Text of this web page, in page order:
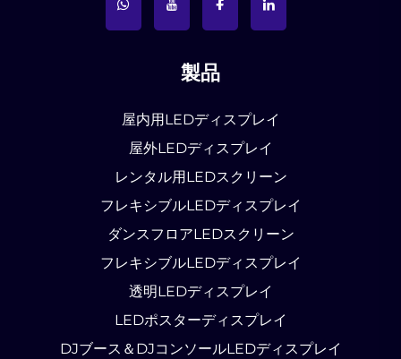
製品
屋内用LEDディスプレイ
屋外LEDディスプレイ
レンタル用LEDスクリーン
フレキシブルLEDディスプレイ
ダンスフロアLEDスクリーン
フレキシブルLEDディスプレイ
透明LEDディスプレイ
LEDポスターディスプレイ
DJブース＆DJコンソールLEDディスプレイ